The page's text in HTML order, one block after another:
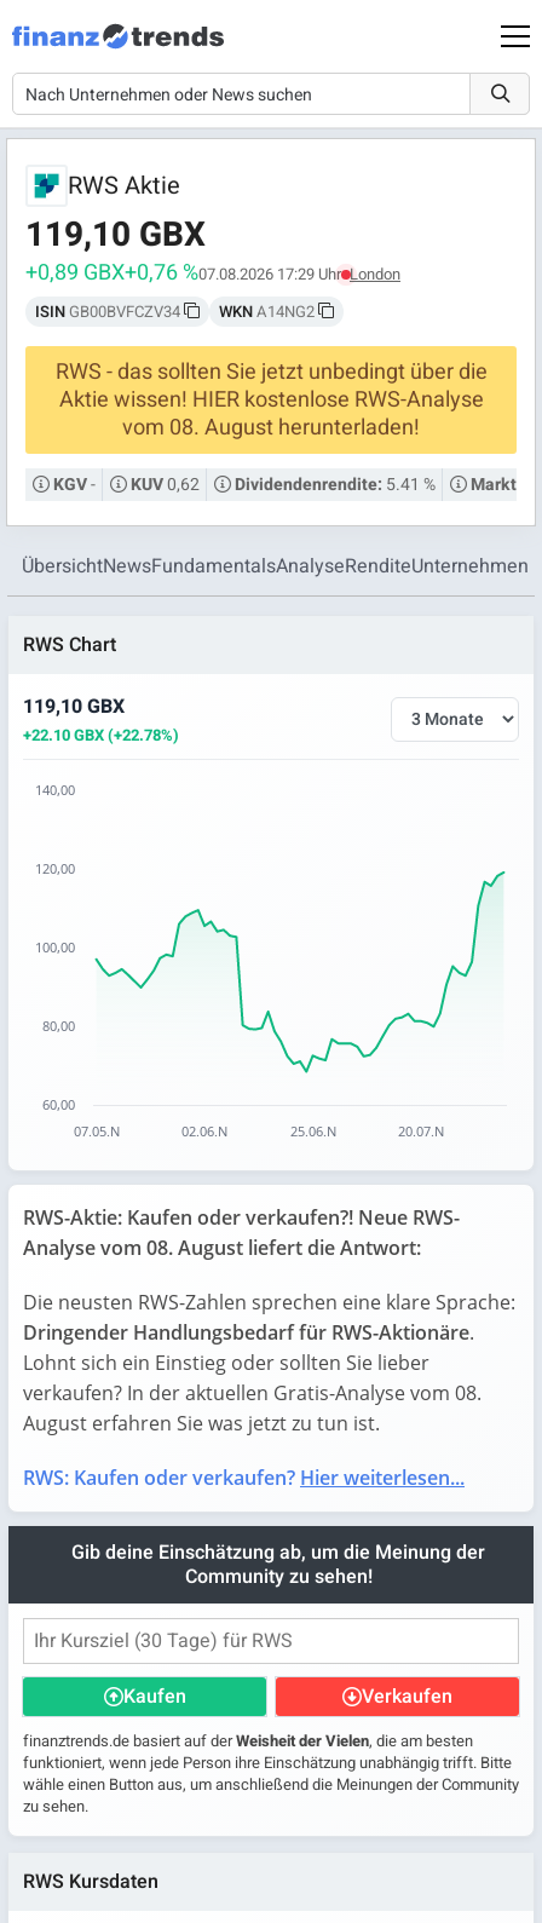
RWS Aktie
119,10 GBX
+0,89 GBX+0,76 %07.08.2026 17:29 Uhr London
ISINGB00BVFCZV34 WKNA14NG2
RWS - das sollten Sie jetzt unbedingt über die
Aktie wissen! HIER kostenlose RWS-Analyse
vom 08. August herunterladen!
KGV- KUV0,62 Dividendenrendite: 5.41 %
ÜbersichtNewsFundamentalsAnalyseRenditeUnternehmen
RWS Chart
119,10 GBX
+22.10 GBX (+22.78%)
Chart with 65 data points.
The chart has 1 X axis displaying categories.
The chart has 1 Y axis displaying values. Data ranges from
07.05.N 02.06.N 25.06.N 20.07.N
60,00
80,00
100,00
120,00
140,00
RWS-Aktie: Kaufen oder verkaufen?! Neue RWS-
Analyse vom 08. August liefert die Antwort:
Die neusten RWS-Zahlen sprechen eine klare Sprache:
Dringender Handlungsbedarf für RWS-Aktionäre.
Lohnt sich ein Einstieg oder sollten Sie lieber
verkaufen? In der aktuellen Gratis-Analyse vom 08.
August erfahren Sie was jetzt zu tun ist.
RWS: Kaufen oder verkaufen? Hier weiterlesen...
Gib deine Einschätzung ab, um die Meinung der
Community zu sehen!
Kaufen Verkaufen
finanztrends.de basiert auf derWeisheit der Vielen, die am besten
funktioniert, wenn jede Person ihre Einschätzung unabhängig trifft. Bitte
wähle einen Button aus, um anschließend die Meinungen der Community
zu sehen.
RWS Kursdaten